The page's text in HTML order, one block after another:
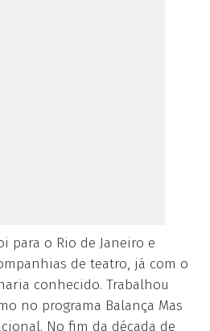
para o Rio de Janeiro e
de teatro, já com o
conhecido. Trabalhou
no programa Balança Mas
No fim da década de